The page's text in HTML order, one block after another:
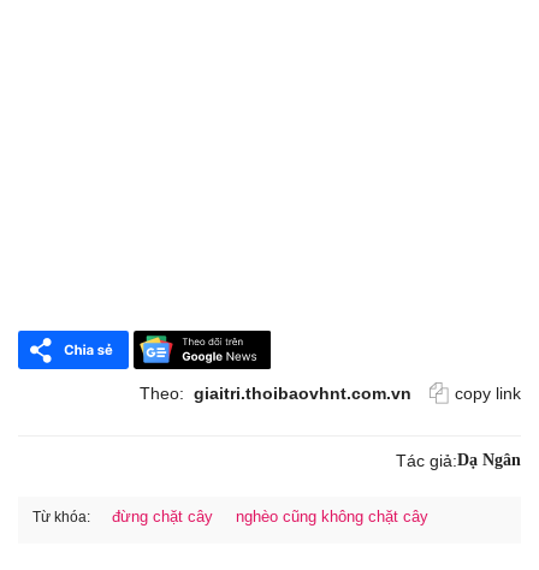
Theo: giaitri.thoibaovhnt.com.vn copy link
Tác giả:Dạ Ngân
Từ khóa: đừng chặt cây nghèo cũng không chặt cây